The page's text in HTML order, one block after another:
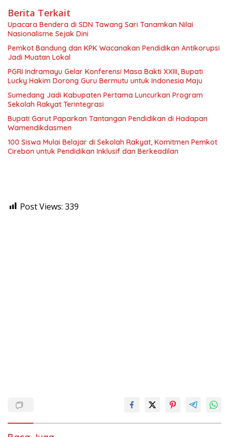
Berita Terkait
Upacara Bendera di SDN Tawang Sari Tanamkan Nilai
Nasionalisme Sejak Dini
Pemkot Bandung dan KPK Wacanakan Pendidikan Antikorupsi
Jadi Muatan Lokal
PGRI Indramayu Gelar Konferensi Masa Bakti XXIII, Bupati
Lucky Hakim Dorong Guru Bermutu untuk Indonesia Maju
Sumedang Jadi Kabupaten Pertama Luncurkan Program
Sekolah Rakyat Terintegrasi
Bupati Garut Paparkan Tantangan Pendidikan di Hadapan
Wamendikdasmen
100 Siswa Mulai Belajar di Sekolah Rakyat, Komitmen Pemkot
Cirebon untuk Pendidikan Inklusif dan Berkeadilan
Post Views: 339